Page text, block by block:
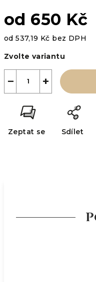
od 650 Kč
od537,19 Kč bez DPH
cena:
Zvolte variantu
+
−
Zeptat se Sdílet